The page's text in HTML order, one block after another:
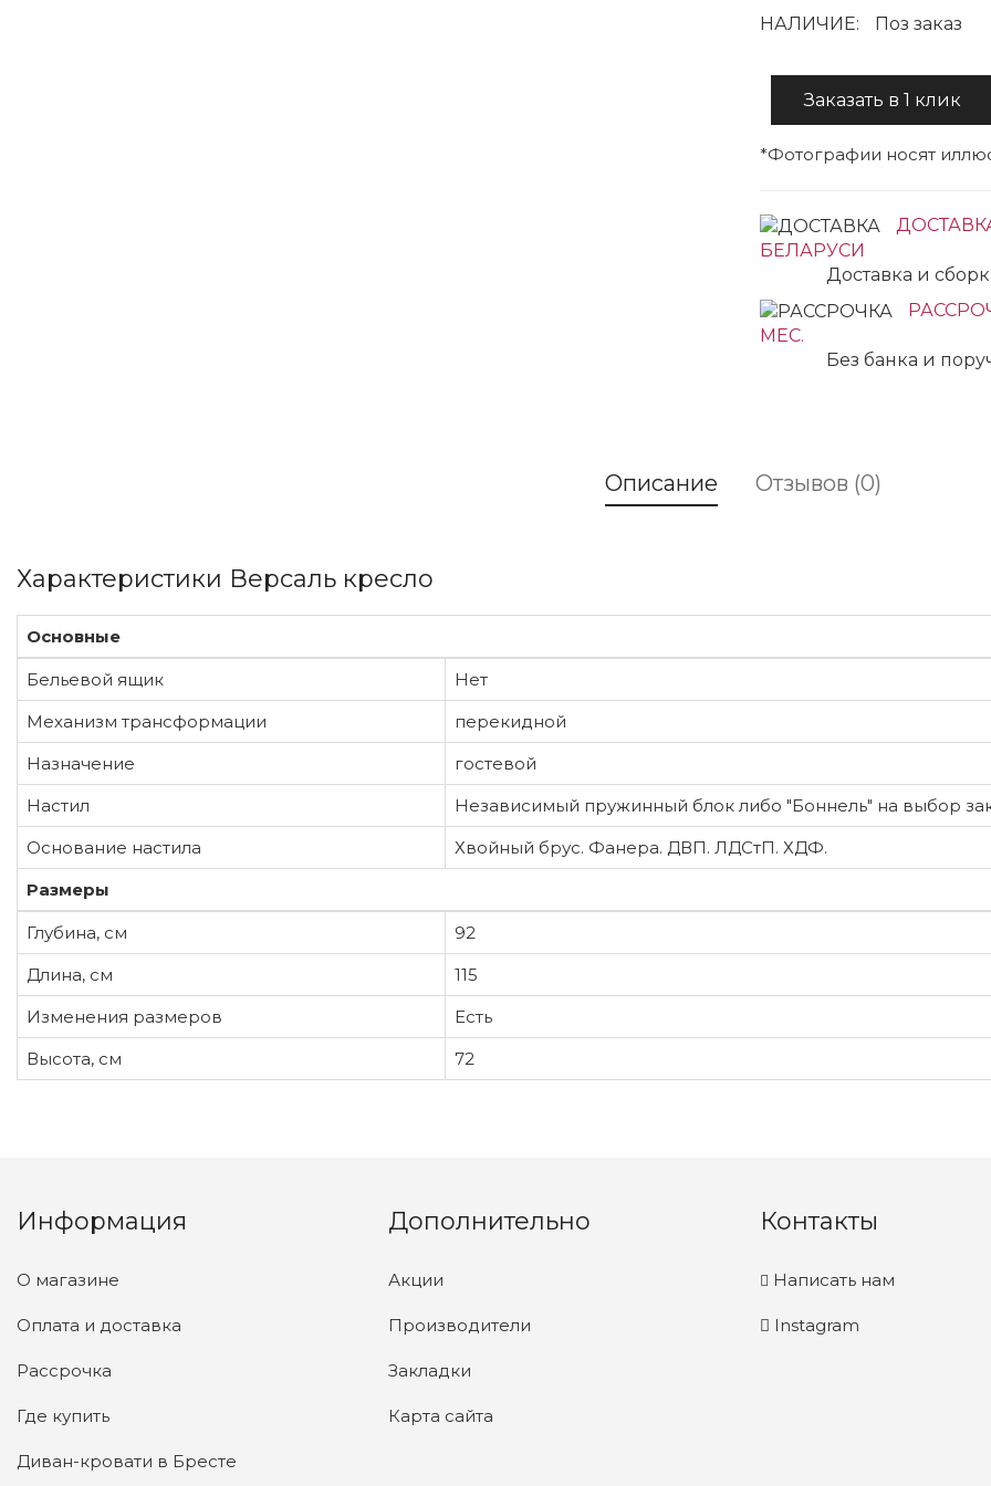
НАЛИЧИЕ: Поз заказ
Заказать в 1 клик
*Фотографии носят
БЕЛАРУСИ
Доставка и
МЕС.
Без банка и
Описание Отзывов (0)
Характеристики Версаль кресло
Основные
Бельевой ящик
Нет
Механизм трансформации
перекидной
Назначение
гостевой
Настил
Независимый пружинный блок либо "Боннель" на выбор
Основание настила
Хвойный брус. Фанера. ДВП. ЛДСтП. ХДФ.
Размеры
Глубина, см
92
Длина, см
115
Изменения размеров
Есть
Высота, см
72
Информация
О магазине
Оплата и доставка
Рассрочка
Где купить
Диван-кровати в Бресте
Дополнительно
Акции
Производители
Закладки
Карта сайта
Контакты
Написать нам
Instagram